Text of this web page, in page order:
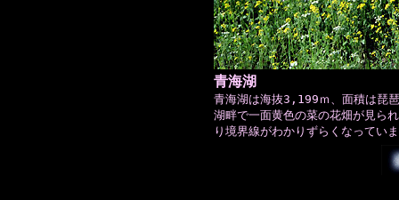
青海湖
青海湖は海抜3,199ｍ、面積は琵
湖畔で一面黄色の菜の花畑が見ら
り境界線がわかりずらくなってい